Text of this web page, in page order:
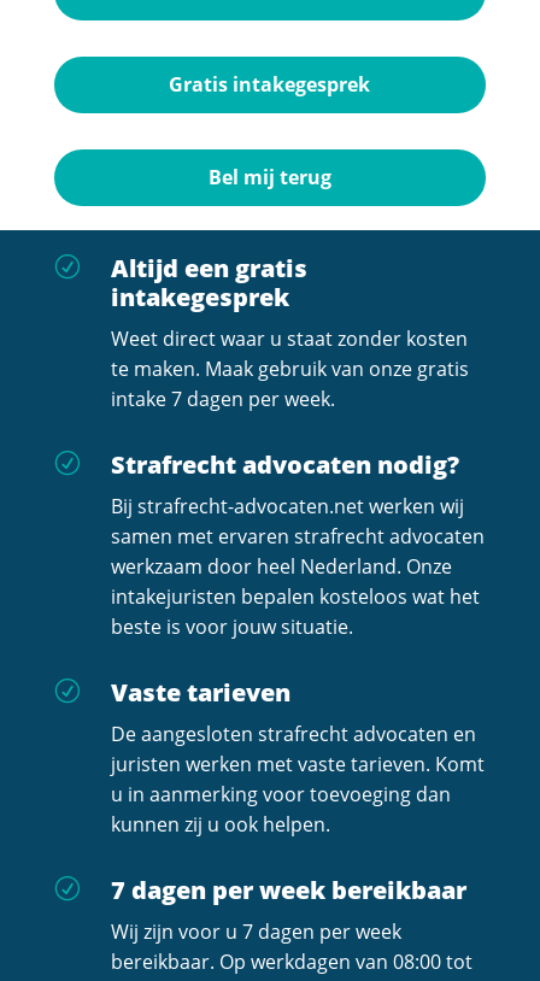
Gratis intakegesprek
Bel mij terug
R
Altijd een gratis
intakegesprek
Weet direct waar u staat zonder kosten
te maken. Maak gebruik van onze gratis
intake 7 dagen per week.
R Strafrecht advocaten nodig?
Bij strafrecht-advocaten.net werken wij
samen met ervaren strafrecht advocaten
werkzaam door heel Nederland. Onze
intakejuristen bepalen kosteloos wat het
beste is voor jouw situatie.
R Vaste tarieven
De aangesloten strafrecht advocaten en
juristen werken met vaste tarieven. Komt
u in aanmerking voor toevoeging dan
kunnen zij u ook helpen.
R 7 dagen per week bereikbaar
Wij zijn voor u 7 dagen per week
bereikbaar. Op werkdagen van 08:00 tot